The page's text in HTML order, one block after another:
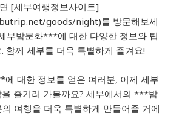
[세부여행정보사이트]
goods/night)를 방문해보세
부밤문화***에 대한 다양한 정보와 팁
함께 세부를 더욱 특별하게 즐겨요!
대한 정보를 얻은 여러분, 이제 세부
즐기러 가볼까요? 세부에서의 ***밤
여행을 더욱 특별하게 만들어줄 거에